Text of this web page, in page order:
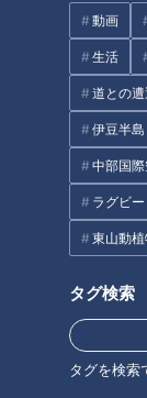
動画
生活
道との遭
伊豆半島
中部国
ラグビー
東山動植
タグ検索
タグを検索
コロナ禍の相席ラ
たちが新たな「出
て毎晩集まる店は
相席のテーブルに
番組紹介